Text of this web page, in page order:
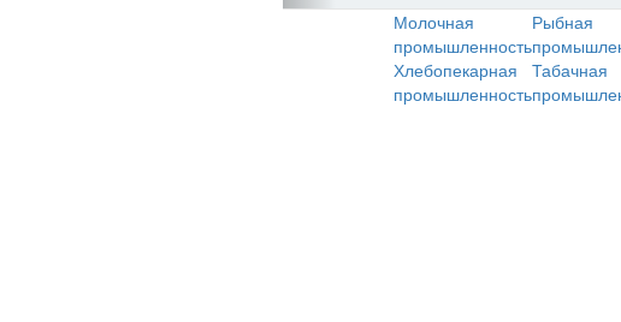
Молочная
промышленность
Рыбная
Хлебопекарная
промышленность
Табачная